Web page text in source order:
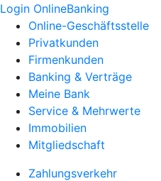
Login OnlineBanking
Online-Geschäftsstelle
Privatkunden
Firmenkunden
Banking & Verträge
Meine Bank
Service & Mehrwerte
Immobilien
Mitgliedschaft
Zahlungsverkehr